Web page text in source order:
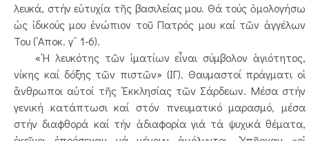
λευκά, στήν εὐτυχία τῆς βασιλείας μου. Θά τούς ὁμολογήσω
ὡς ἰδικούς μου ἐνώπιον τοῦ Πατρός μου καί τῶν ἀγγέλων
Του (᾿Αποκ. γ´ 1-6).
«῾Η λευκότης τῶν ἱματίων εἶναι σύμβολον ἁγιότητος,
νίκης καί δόξης τῶν πιστῶν» (ΙΓ). Θαυμαστοί πράγματι οἱ
ἄνθρωποι αὐτοί τῆς ᾿Εκκλησίας τῶν Σάρδεων. Μέσα στήν
γενική κατάπτωσι καί στόν πνευματικό μαρασμό, μέσα
στήν διαφθορά καί τήν ἀδιαφορία γιά τά ψυχικά θέματα,